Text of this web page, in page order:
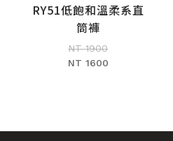
加入購物車
RY51低飽和溫柔系直
筒褲
NT 1900
NT 1600